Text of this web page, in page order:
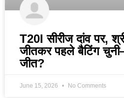
T20I सीरीज दांव पर,
जीतकर पहले बैटिंग
जीत?
June 15, 2026 No Comments